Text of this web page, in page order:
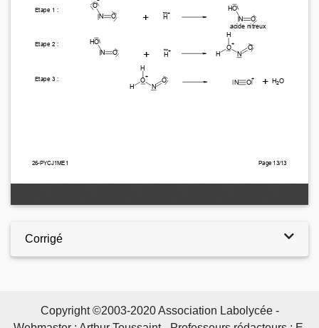
Corrigé
Copyright ©2003-2020 Association Labolycée -